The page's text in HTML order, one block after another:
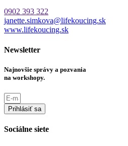
0902 393 322
janette.simkova@lifekoucing.sk
www.lifekoucing.sk
Newsletter
Najnovšie správy a pozvania
na workshopy.
Prihlásiť sa
Sociálne siete